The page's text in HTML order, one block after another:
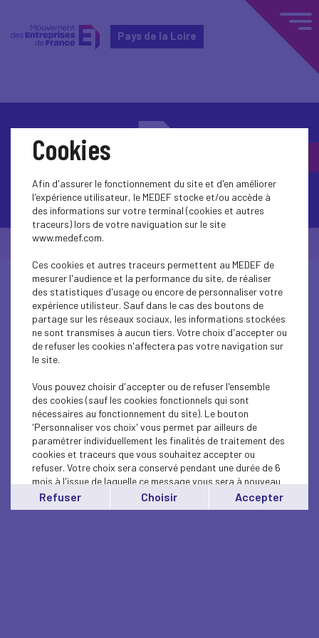
Pays de la Loire
Contactez-nous
© Medef Pays de la Loire 2026 -
Cookies
Afin d'assurer le fonctionnement du site et d'en améliorer
l'expérience utilisateur, le MEDEF stocke et/ou accède à
des informations sur votre terminal (cookies et autres
traceurs) lors de votre naviguation sur le site
www.medef.com.
Ces cookies et autres traceurs permettent au MEDEF de
mesurer l'audience et la performance du site, de réaliser
des statistiques d'usage ou encore de personnaliser votre
expérience utilisteur. Sauf dans le cas des boutons de
partage sur les réseaux sociaux, les informations stockées
ne sont transmises à aucun tiers. Votre choix d'accepter ou
de refuser les cookies n'affectera pas votre navigation sur
le site.
Vous pouvez choisir d'accepter ou de refuser l'ensemble
des cookies (sauf les cookies fonctionnels qui sont
nécessaires au fonctionnement du site). Le bouton
'Personnaliser vos choix' vous permet par ailleurs de
paramétrer individuellement les finalités de traitement des
cookies et traceurs que vous souhaitez accepter ou
refuser. Votre choix sera conservé pendant une durée de 6
mois à l'issue de laquelle ce message vous sera à nouveau
affiché..
Vous pouvez modifier votre choix à tout moment en
Refuser Choisir Accepter